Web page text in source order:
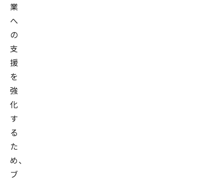
業
へ
の
支
援
を
強
化
す
る
た
め、
ブ